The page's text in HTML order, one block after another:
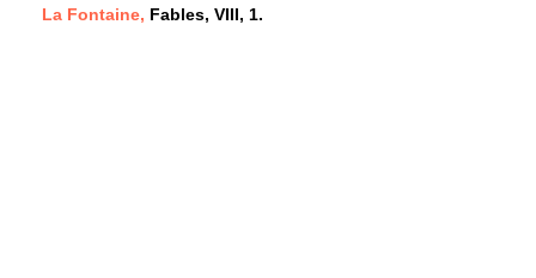
La Fontaine, Fables, VIII, 1.